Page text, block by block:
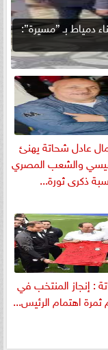
دمياط بـ ”مسيرة”:
عادل شحاتة يهنئ
والشعب المصري
ذكرى ثورة...
: إنجاز المنتخب في
ثمرة اهتمام الرئيس...